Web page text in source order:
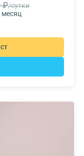
₽/сутки
месяц